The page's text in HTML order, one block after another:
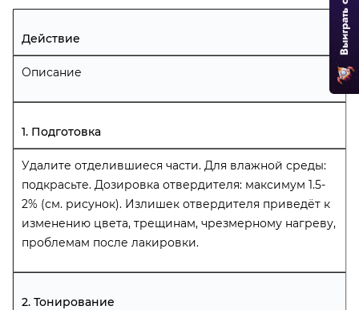
Действие
Описание
1. Подготовка
Удалите отделившиеся части. Для влажной среды:
подкрасьте. Дозировка отвердителя: максимум 1.5-
2% (см. рисунок). Излишек отвердителя приведёт к
изменению цвета, трещинам, чрезмерному нагреву,
проблемам после лакировки.
2. Тонирование